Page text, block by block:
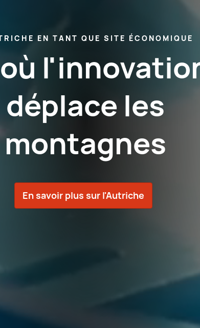
EN TANT QUE SITE ÉCONOMIQUE
déplace les
montagnes
En savoir plus sur l'Autriche